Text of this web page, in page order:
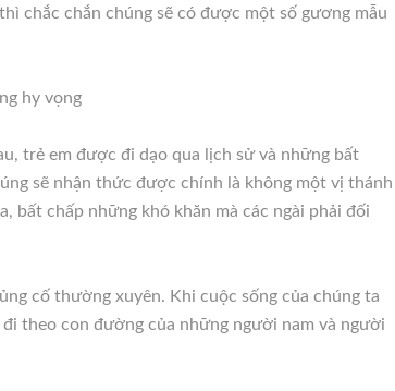
chắc chắn chúng sẽ có được một số gương mẫu
hy vọng
trẻ em được đi dạo qua lịch sử và những bất
sẽ nhận thức được chính là không một vị thánh
bất chấp những khó khăn mà các ngài phải đối
cố thường xuyên. Khi cuộc sống của chúng ta
theo con đường của những người nam và người